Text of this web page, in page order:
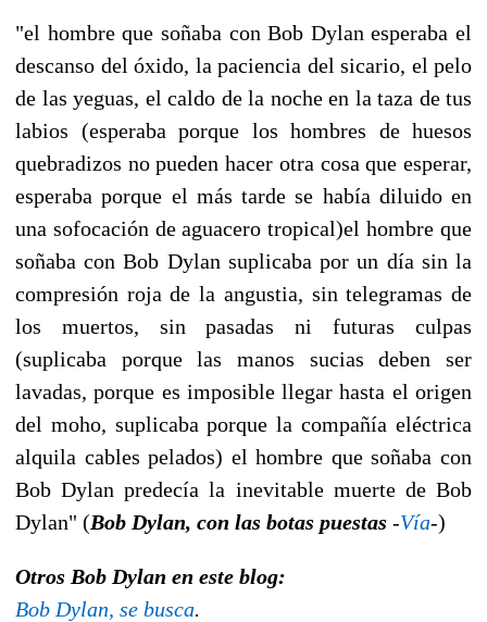
"el hombre que soñaba con Bob Dylan esperaba el
descanso del óxido, la paciencia del sicario, el pelo
de las yeguas, el caldo de la noche en la taza de tus
labios (esperaba porque los hombres de huesos
quebradizos no pueden hacer otra cosa que esperar,
esperaba porque el más tarde se había diluido en
una sofocación de aguacero tropical)el hombre que
soñaba con Bob Dylan suplicaba por un día sin la
compresión roja de la angustia, sin telegramas de
los muertos, sin pasadas ni futuras culpas
(suplicaba porque las manos sucias deben ser
lavadas, porque es imposible llegar hasta el origen
del moho, suplicaba porque la compañía eléctrica
alquila cables pelados) el hombre que soñaba con
Bob Dylan predecía la inevitable muerte de Bob
Dylan" (Bob Dylan, con las botas puestas -Vía-)
Otros Bob Dylan en este blog:
Bob Dylan, se busca.